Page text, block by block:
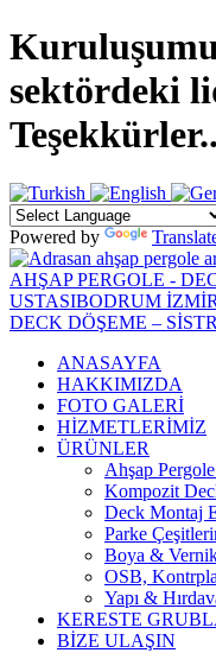
sektördeki
Powered by
ANASAYFA
HAKKIMIZDA
FOTO GALERİ
HİZMETLERİMİZ
ÜRÜNLER
Ahşap
Kompozit
Deck Montaj
Parke
Boya &
OSB,
Yapı &
KERESTE
BİZE ULAŞIN